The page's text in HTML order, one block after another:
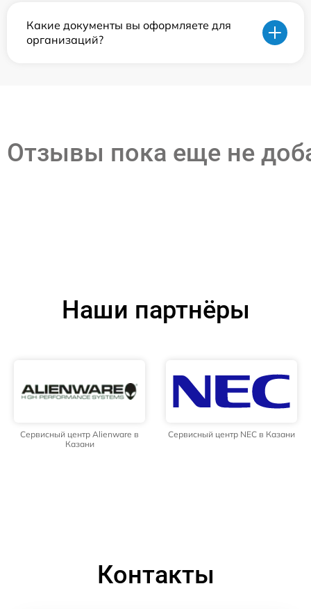
Какие документы вы оформляете для
организаций?
Отзывы пока еще не
Наши партнёры
Сервисный центр Alienware в
Казани
Сервисный центр NEC в Казани
Контакты